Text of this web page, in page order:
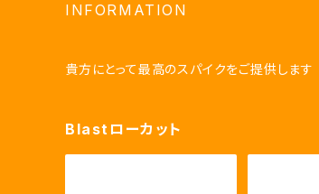
INFORMATION
貴方にとって最高のスパイクをご提供します
Blastローカット